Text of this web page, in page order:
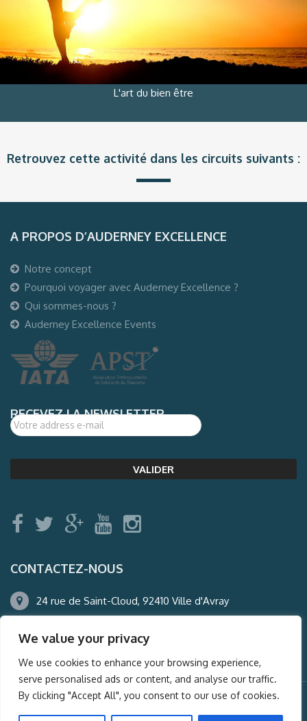
We value your privacy
We use cookies to enhance your browsing experience,
serve personalised ads or content, and analyse our traffic.
By clicking "Accept All", you consent to our use of cookies.
L'art du bien être
Retrouvez cette activité dans les circuits suivants :
A PROPOS D’AUDERNEY EXCELLENCE
Notre concept
Pourquoi voyager avec Auderney Excellence ?
Qui sommes-nous ?
Auderney Excellence Events
RECEVEZ LA NEWSLETTER
CONTACTEZ-NOUS
24 rue de Saint-Cloud, 92410 Ville d'Avray